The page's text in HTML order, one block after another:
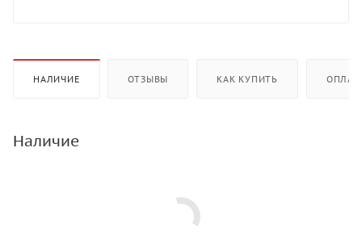
НАЛИЧИЕ ОТЗЫВЫ КАК КУПИТЬ
Наличие